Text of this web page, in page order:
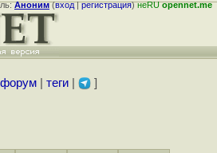
Аноним(вход|регистрация)неRUopennet.me
форум| теги| ]